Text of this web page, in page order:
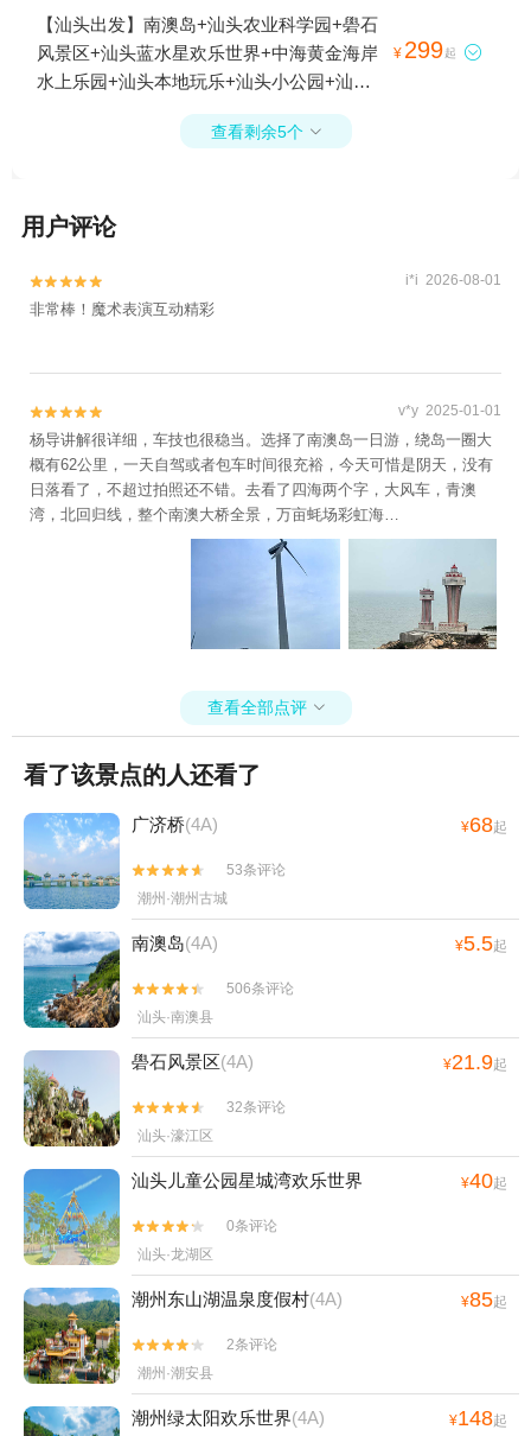
街+顶澎岛+南澳岛宋井1日游
公园+汕头老城+汕头科技馆+潮汕历史文化
博览中心+潮博美术馆(中海环宇天地馆)+潮
汕华侨历史博物馆+潮汕英歌舞表演1日游
【汕头出发】南澳岛+汕头农业科学园+礐石
风景区+汕头蓝水星欢乐世界+中海黄金海岸
水上乐园+汕头本地玩乐+汕头小公园+汕头
老城+汕头科技馆+汕头动物园1日游
¥ 299起 
查看剩余5个 
用户评论

 i*i 2026-08-01
非常棒！魔术表演互动精彩

 v*y 2025-01-01
杨导讲解很详细，车技也很稳当。选择了南澳岛一日游，绕岛一圈大
概有62公里，一天自驾或者包车时间很充裕，今天可惜是阴天，没有
日落看了，不超过拍照还不错。去看了四海两个字，大风车，青澳
湾，北回归线，整个南澳大桥全景，万亩蚝场彩虹海…
查看全部点评 
看了该景点的人还看了
广济桥(4A) ¥68起


53条评论
潮州·潮州古城
南澳岛(4A) ¥5.5起


506条评论
汕头·南澳县
礐石风景区(4A) ¥21.9起


32条评论
汕头·濠江区
汕头儿童公园星城湾欢乐世界 ¥40起


0条评论
汕头·龙湖区
潮州东山湖温泉度假村(4A) ¥85起


2条评论
潮州·潮安县
潮州绿太阳欢乐世界(4A) ¥148起